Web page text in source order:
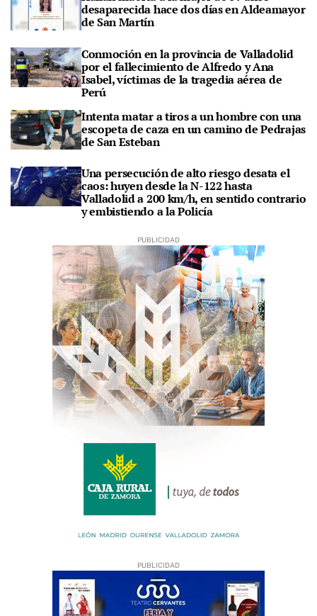
desaparecida hace dos días en Aldeamayor
de San Martín
Conmoción en la provincia de Valladolid
por el fallecimiento de Alfredo y Ana
Isabel, víctimas de la tragedia aérea de
Perú
Intenta matar a tiros a un hombre con una
escopeta de caza en un camino de Pedrajas
de San Esteban
Una persecución de alto riesgo desata el
caos: huyen desde la N-122 hasta
Valladolid a 200 km/h, en sentido contrario
y embistiendo a la Policía